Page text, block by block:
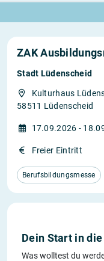
ZAK
Stadt Lüdenscheid
Kulturhaus
58511 Lüdenscheid
17.09.2026 -
Freier Eintritt
Berufsbildungsmesse
Dein Start in
Was wolltest du